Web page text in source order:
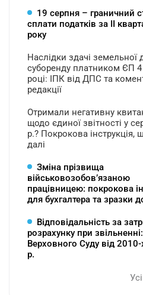
19 серпня – граничний
сплати податків за ІI
року
Наслідки здачі земельної
суборенду платником ЄП 4
році: ІПК від ДПС та
редакції
Отримали негативну
щодо єдиної звітності у
р.? Покрокова інструкція,
далі
Зміна прізвища
військовозобов’язаною
працівницею: покрокова
для бухгалтера та зразки
Відповідальність за
розрахунку при
Верховного Суду від
р.